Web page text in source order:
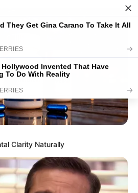
Páscoa para
Grátis
Clarity Naturally